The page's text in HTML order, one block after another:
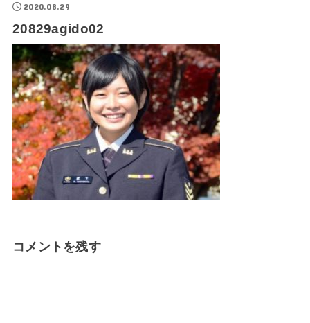
2020.08.29
20829agido02
コメントを残す